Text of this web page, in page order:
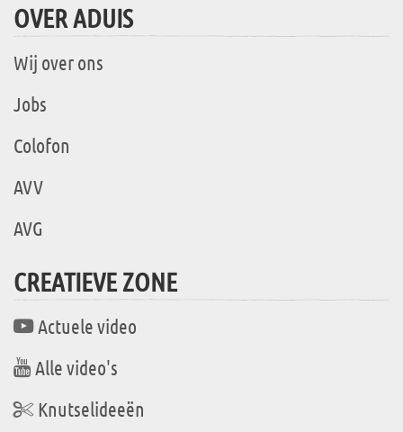
OVER ADUIS
Wij over ons
Jobs
Colofon
AVV
AVG
CREATIEVE ZONE
Actuele video
Alle video's
Knutselideeën